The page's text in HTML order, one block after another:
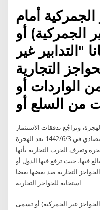
أمام
الجمركية) أو
"التدابير غير
التجارية
الواردات أو
وتراجُع تدفقات الاستثمار
الأجنبي المباشر لكل قطاع اقتصادي في 3‏‏/6‏‏/1442 بعد الهجرة
الهجرة 3‏‏/6‏‏/1442 بعد الهجرة وتعرف الحرب التجارية بأنها
فيها، حيث ترفع فيها الدول أو
التجارية ضد بعضها بعضا
استجابة للحواجز التجارية
غير الجمركية) أو تسمى